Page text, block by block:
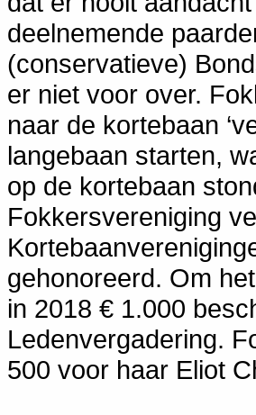
deelnemende
(conservatieve)
er niet voor over.
naar de kortebaan
langebaan starten,
op de kortebaan
Fokkersvereniging
gehonoreerd. Om
in 2018 € 1.000
Ledenvergadering.
500 voor haar Eliot